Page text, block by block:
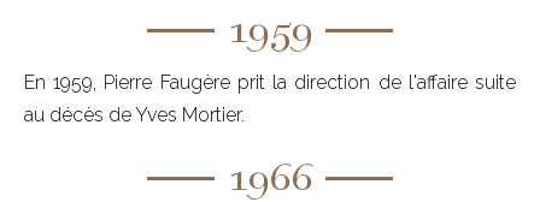
1959
En 1959, Pierre Faugère prit la direction de l'affaire suite
au décès de Yves Mortier.
1966